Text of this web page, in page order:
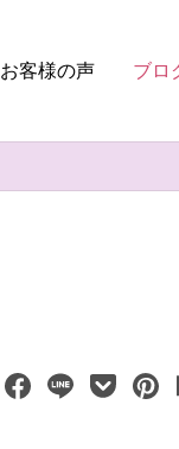
お客様の声 ブロ